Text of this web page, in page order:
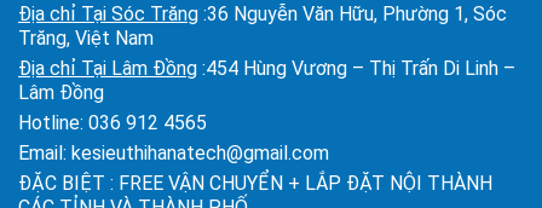
Địa chỉ Tại Sóc Trăng :36 Nguyễn Văn Hữu, Phường 1, Sóc
Trăng, Việt Nam
Địa chỉ Tại Lâm Đồng :454 Hùng Vương – Thị Trấn Di Linh –
Lâm Đồng
Hotline: 036 912 4565
Email: kesieuthihanatech@gmail.com
ĐẶC BIỆT : FREE VẬN CHUYỂN + LẮP ĐẶT NỘI THÀNH